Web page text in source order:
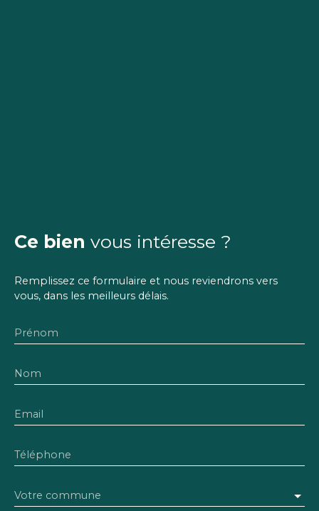
Ce bien vous intéresse ?
Remplissez ce formulaire et nous reviendrons vers
vous, dans les meilleurs délais.
Prénom
Nom
Email
Téléphone
Votre commune